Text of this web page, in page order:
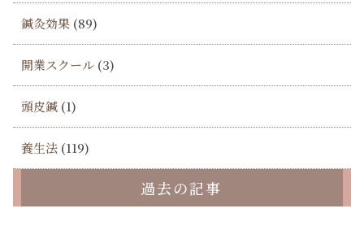
鍼灸効果 (89)
開業スクール (3)
頭皮鍼 (1)
養生法 (119)
過去の記事